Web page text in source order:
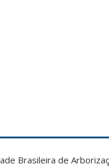
Brasileira de